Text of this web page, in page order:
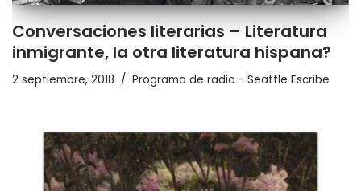
Conversaciones literarias – Literatura
inmigrante, la otra literatura hispana?
2 septiembre, 2018 Programa de radio - Seattle Escribe